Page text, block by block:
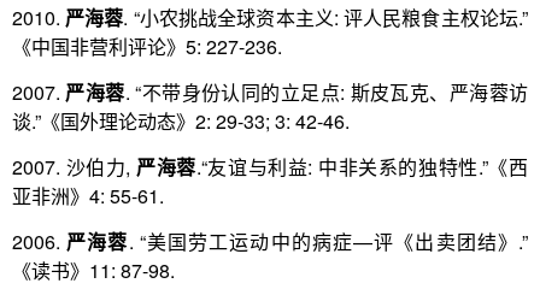
2010. 严海蓉. “小农挑战全球资本主义: 评人民粮食主权论坛.”
《中国非营利评论》5: 227-236.
2007. 严海蓉. “不带身份认同的立足点: 斯皮瓦克、严海蓉访
谈.”《国外理论动态》2: 29-33; 3: 42-46.
2007. 沙伯力, 严海蓉.“友谊与利益: 中非关系的独特性.”《西
亚非洲》4: 55-61.
2006. 严海蓉. “美国劳工运动中的病症—评《出卖团结》.”
《读书》11: 87-98.